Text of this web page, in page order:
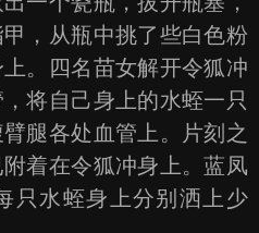
，从瓶中挑了些白色粉
。四名苗女解开令狐冲
将自己身上的水蛭一只
腿各处血管上。片刻之
着在令狐冲身上。蓝凤
只水蛭身上分别洒上少